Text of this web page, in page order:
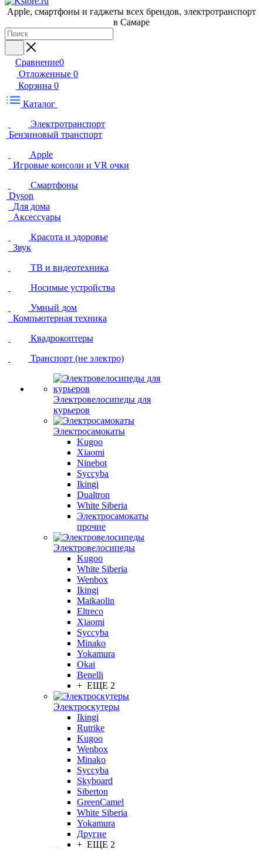
Apple, cмартфоны и гаджеты всех брендов, электротранспорт
в Самаре
Сравнение0
Отложенные 0
Корзина 0
Каталог
Электротранспорт
Бензиновый транспорт
Apple
Игровые консоли и VR очки
Смартфоны
Dyson
Для дома
Аксессуары
Красота и здоровье
Звук
ТВ и видеотехника
Носимые устройства
Умный дом
Компьютерная техника
Квадрокоптеры
Транспорт (не электро)
Электровелосипеды для
курьеров
Электросамокаты
Kugoo
Xiaomi
Ninebot
Syccyba
Ikingi
Dualtron
White Siberia
Электросамокаты
прочие
Электровелосипеды
Kugoo
White Siberia
Wenbox
Ikingi
Maikaolin
Eltreco
Xiaomi
Syccyba
Minako
Yokamura
Okai
Benelli
+ ЕЩЕ 2
Электроскутеры
Ikingi
Rutrike
Kugoo
Wenbox
Minako
Syccyba
Skyboard
Siberton
GreenCamel
White Siberia
Yokamura
Другие
+ ЕЩЕ 2